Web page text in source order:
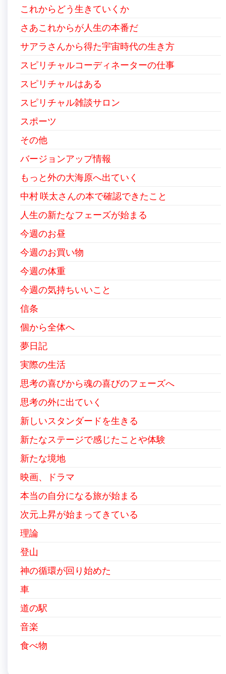
これからどう生きていくか
さあこれからが人生の本番だ
サアラさんから得た宇宙時代の生き方
スピリチャルコーディネーターの仕事
スピリチャルはある
スピリチャル雑談サロン
スポーツ
その他
バージョンアップ情報
もっと外の大海原へ出ていく
中村 咲太さんの本で確認できたこと
人生の新たなフェーズが始まる
今週のお昼
今週のお買い物
今週の体重
今週の気持ちいいこと
信条
個から全体へ
夢日記
実際の生活
思考の喜びから魂の喜びのフェーズへ
思考の外に出ていく
新しいスタンダードを生きる
新たなステージで感じたことや体験
新たな境地
映画、ドラマ
本当の自分になる旅が始まる
次元上昇が始まってきている
理論
登山
神の循環が回り始めた
車
道の駅
音楽
食べ物